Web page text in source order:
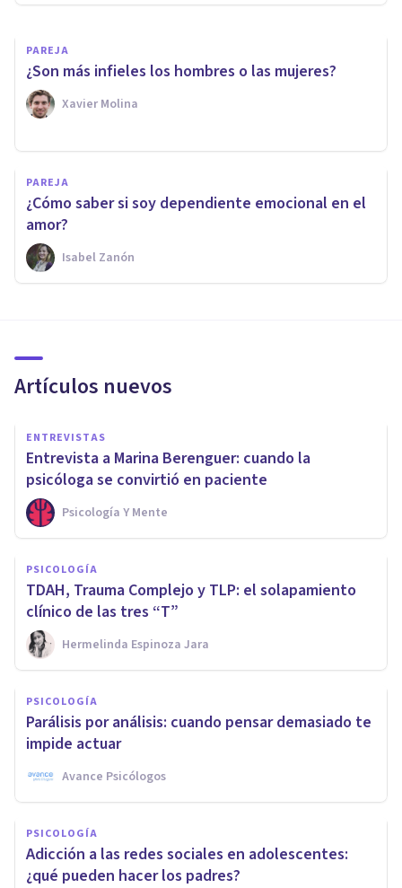
PAREJA
¿Son más infieles los hombres o las mujeres?
Xavier Molina
PAREJA
¿Cómo saber si soy dependiente emocional en el
amor?
Isabel Zanón
Artículos nuevos
ENTREVISTAS
Entrevista a Marina Berenguer: cuando la
psicóloga se convirtió en paciente
Psicología Y Mente
PSICOLOGÍA
TDAH, Trauma Complejo y TLP: el solapamiento
clínico de las tres “T”
Hermelinda Espinoza Jara
PSICOLOGÍA
Parálisis por análisis: cuando pensar demasiado te
impide actuar
Avance Psicólogos
PSICOLOGÍA
Adicción a las redes sociales en adolescentes:
¿qué pueden hacer los padres?